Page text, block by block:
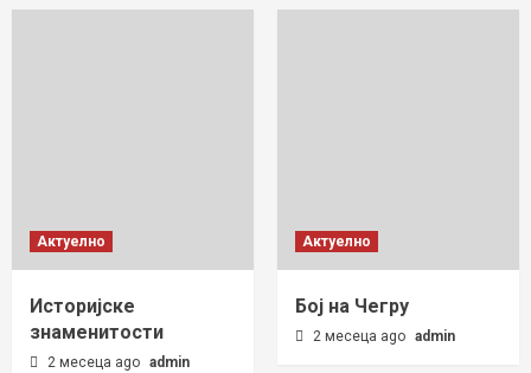
Актуелно
Историјске
знаменитости
2 месеца ago admin
Актуелно
Бој на Чегру
2 месеца ago admin